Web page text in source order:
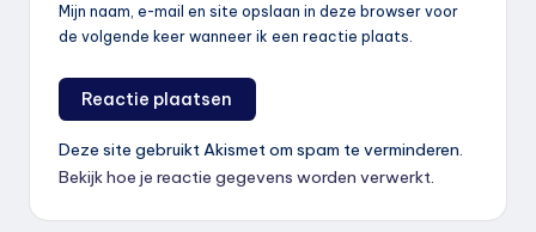
Mijn naam, e-mail en site opslaan in deze browser voor
de volgende keer wanneer ik een reactie plaats.
Deze site gebruikt Akismet om spam te verminderen.
Bekijk hoe je reactie gegevens worden verwerkt.